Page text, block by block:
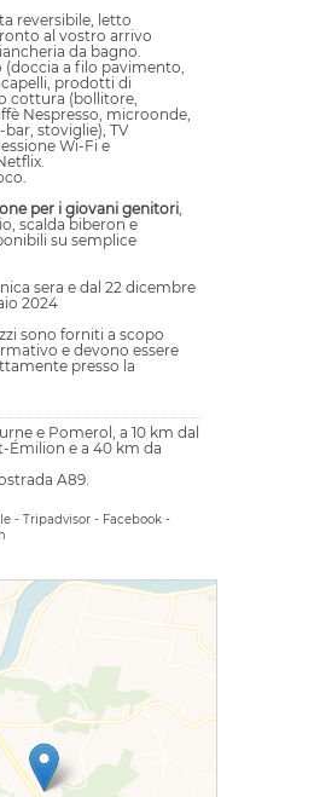
reversibile, letto
al vostro arrivo
da bagno.
(doccia a filo pavimento,
prodotti di
cottura (bollitore,
Nespresso, microonde,
stoviglie), TV
Wi-Fi e
per i giovani genitori,
scalda biberon e
su semplice
sera e dal 22 dicembre
2024
sono forniti a scopo
e devono essere
presso la
e Pomerol, a 10 km dal
Émilion e a 40 km da
A89.
- Tripadvisor - Facebook -